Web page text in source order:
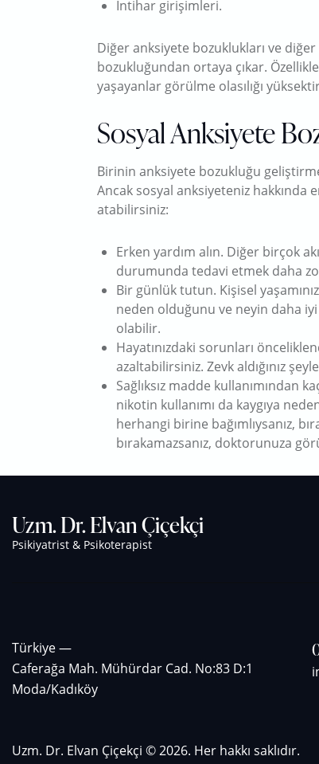
İntihar girişimleri.
Diğer anksiyete bozuklukları ve diğer
bozukluğundan ortaya çıkar.
yaşayanlar görülme olasılığı
Sosyal Anksiyete
Birinin anksiyete bozukluğu
Ancak sosyal anksiyeteniz hakkında
atabilirsiniz:
Erken yardım alın. Diğer birçok
durumunda tedavi etmek daha
Bir günlük tutun. Kişisel
neden olduğunu ve neyin daha
olabilir.
Hayatınızdaki sorunları
azaltabilirsiniz. Zevk aldığınız
Sağlıksız madde kullanımından
nikotin kullanımı da kaygıya
herhangi birine bağımlıysanız,
bırakamazsanız, doktorunuza
Uzm. Dr. Elvan Çiçekçi
Psikiyatrist & Psikoterapist
Türkiye —
Caferağa Mah. Mühürdar Cad. No:83 D:1
Moda/Kadıköy
Uzm. Dr. Elvan Çiçekçi © 2026. Her hakkı saklıdır.